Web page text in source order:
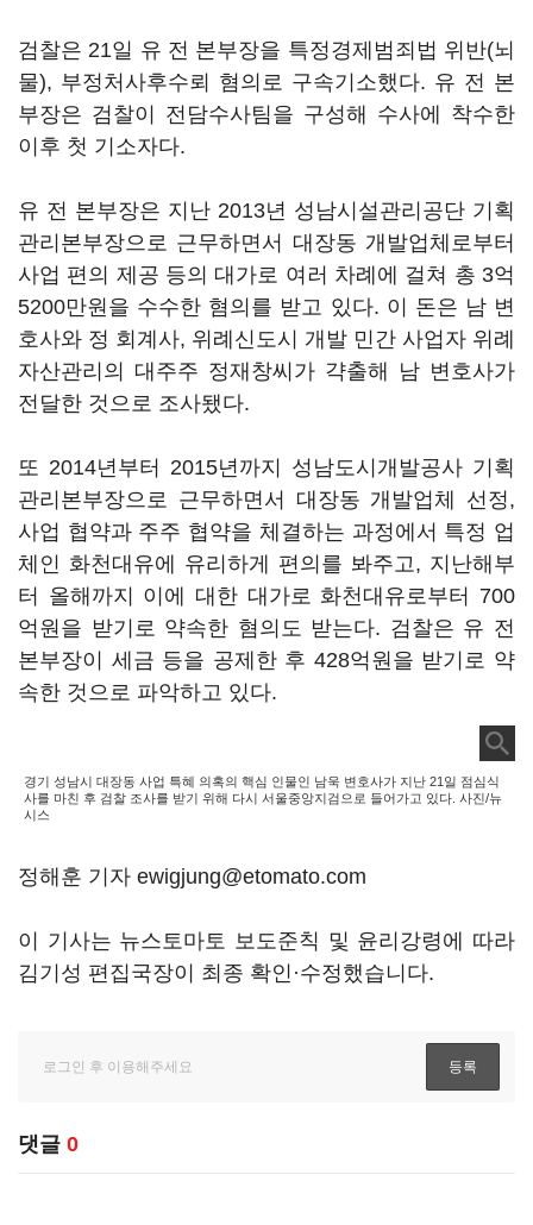
검찰은 21일 유 전 본부장을 특정경제범죄법 위반(뇌
물), 부정처사후수뢰 혐의로 구속기소했다. 유 전 본
부장은 검찰이 전담수사팀을 구성해 수사에 착수한
이후 첫 기소자다.
유 전 본부장은 지난 2013년 성남시설관리공단 기획
관리본부장으로 근무하면서 대장동 개발업체로부터
사업 편의 제공 등의 대가로 여러 차례에 걸쳐 총 3억
5200만원을 수수한 혐의를 받고 있다. 이 돈은 남 변
호사와 정 회계사, 위례신도시 개발 민간 사업자 위례
자산관리의 대주주 정재창씨가 갹출해 남 변호사가
전달한 것으로 조사됐다.
또 2014년부터 2015년까지 성남도시개발공사 기획
관리본부장으로 근무하면서 대장동 개발업체 선정,
사업 협약과 주주 협약을 체결하는 과정에서 특정 업
체인 화천대유에 유리하게 편의를 봐주고, 지난해부
터 올해까지 이에 대한 대가로 화천대유로부터 700
억원을 받기로 약속한 혐의도 받는다. 검찰은 유 전
본부장이 세금 등을 공제한 후 428억원을 받기로 약
속한 것으로 파악하고 있다.
경기 성남시 대장동 사업 특혜 의혹의 핵심 인물인 남욱 변호사가 지난 21일 점심식
사를 마친 후 검찰 조사를 받기 위해 다시 서울중앙지검으로 들어가고 있다. 사진/뉴
시스
정해훈 기자 ewigjung@etomato.com
이 기사는 뉴스토마토 보도준칙 및 윤리강령에 따라
김기성 편집국장이 최종 확인·수정했습니다.
댓글 0